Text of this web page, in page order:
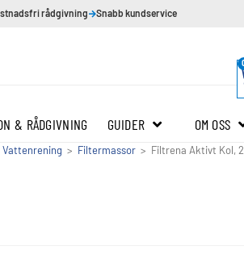
rådgivning Snabb kundservice
& RÅDGIVNING GUIDER OM OSS
> Filtermassor > Filtrena Aktivt Kol,